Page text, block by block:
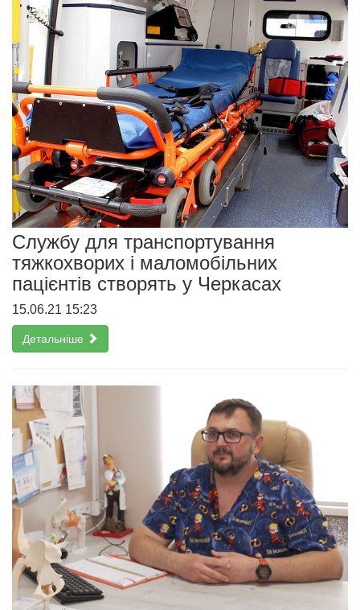
Службу для транспортування
тяжкохворих і маломобільних
пацієнтів створять у Черкасах
15.06.21 15:23
Детальніше